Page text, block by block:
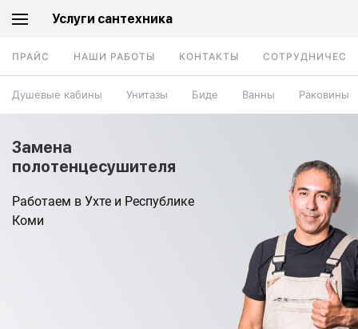
Услуги сантехника
ПРАЙС НАШИ РАБОТЫ КОНТАКТЫ
Душевые кабины Унитазы Биде Ванны Раковины
Замена
полотенцесушителя
Работаем в Ухте и Республике
Коми